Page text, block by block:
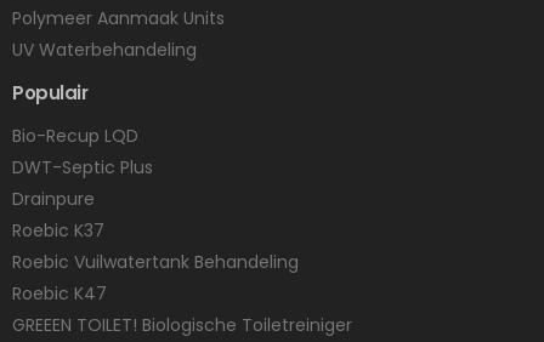
Polymeer Aanmaak Units
UV Waterbehandeling
Populair
Bio-Recup LQD
DWT-Septic Plus
Drainpure
Roebic K37
Roebic Vuilwatertank Behandeling
Roebic K47
GREEEN TOILET! Biologische Toiletreiniger